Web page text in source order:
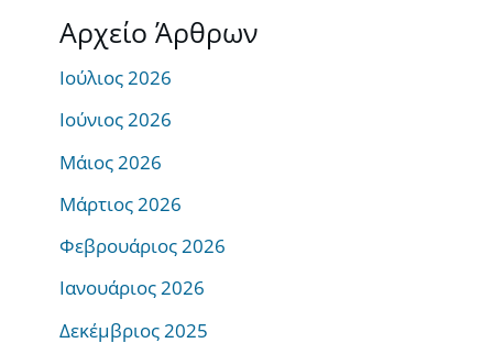
Αρχείο Άρθρων
Ιούλιος 2026
Ιούνιος 2026
Μάιος 2026
Μάρτιος 2026
Φεβρουάριος 2026
Ιανουάριος 2026
Δεκέμβριος 2025